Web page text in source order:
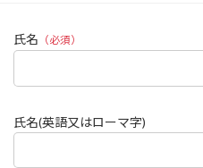
氏名 （必須）
氏名(英語又はローマ字)